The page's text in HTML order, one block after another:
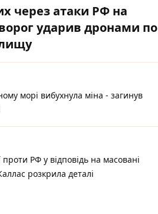
через атаки РФ на
ударив дронами по
морі вибухнула міна - загинув
проти РФ у відповідь на масовані
розкрила деталі